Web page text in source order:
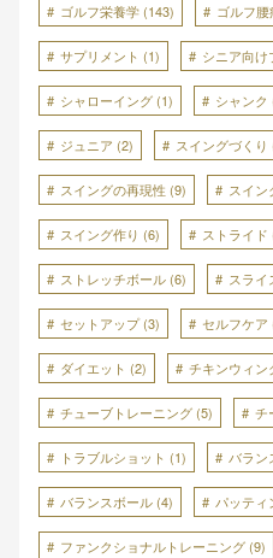
ゴルフ栄養学 (143) ゴルフ腰
サプリメント (1) シニア向け
シャローイング (1) シャンク
ジュニア (2) スイングづくり
スイングの再現性 (9) スイン
スイング作り (6) ストライド
ストレッチボール (6) スライ
セットアップ(3) セルフケア
ダイエット (2) チキンウィン
チューブトレーニング (5) チ
トラブルショット (1) バラン
バランスボール (4) パッティ
ファンクショナルトレーニング (9)